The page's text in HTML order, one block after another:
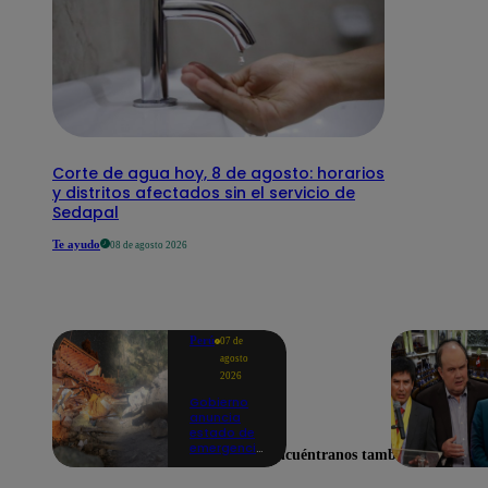
Corte de agua hoy, 8 de agosto: horarios
y distritos afectados sin el servicio de
Sedapal
Te ayudo 08 de agosto 2026
Perú 07 de
agosto
2026
Gobierno
anuncia
estado de
emergencia
Encuéntranos también en